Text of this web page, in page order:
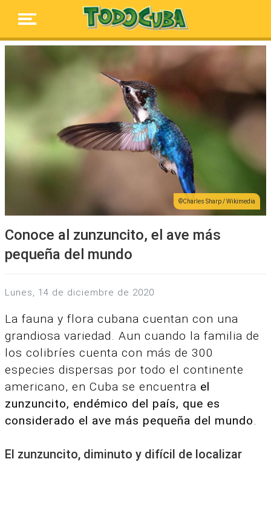
Charles Sharp / Wikimedia
Conoce al zunzuncito, el ave más
pequeña del mundo
lunes, 14 de diciembre de 2020
La fauna y flora cubana cuentan con una
grandiosa variedad. Aun cuando la familia de
los colibríes cuenta con más de 300
especies dispersas por todo el continente
americano, en Cuba se encuentra el
zunzuncito, endémico del país, que es
considerado el ave más pequeña del mundo.
El zunzuncito, diminuto y difícil de localizar